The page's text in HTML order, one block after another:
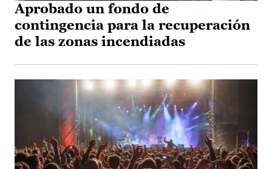
Aprobado un fondo de
contingencia para la recuperación
de las zonas incendiadas